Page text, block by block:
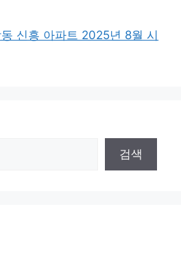
신흥 아파트 2025년 8월 시
검색